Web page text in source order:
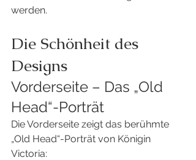
werden.
Die Schönheit des
Designs
Vorderseite – Das „Old
Head“-Porträt
Die Vorderseite zeigt das berühmte
„Old Head“-Porträt von Königin
Victoria: